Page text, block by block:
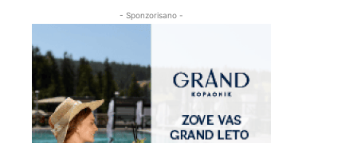
- Sponzorisano -